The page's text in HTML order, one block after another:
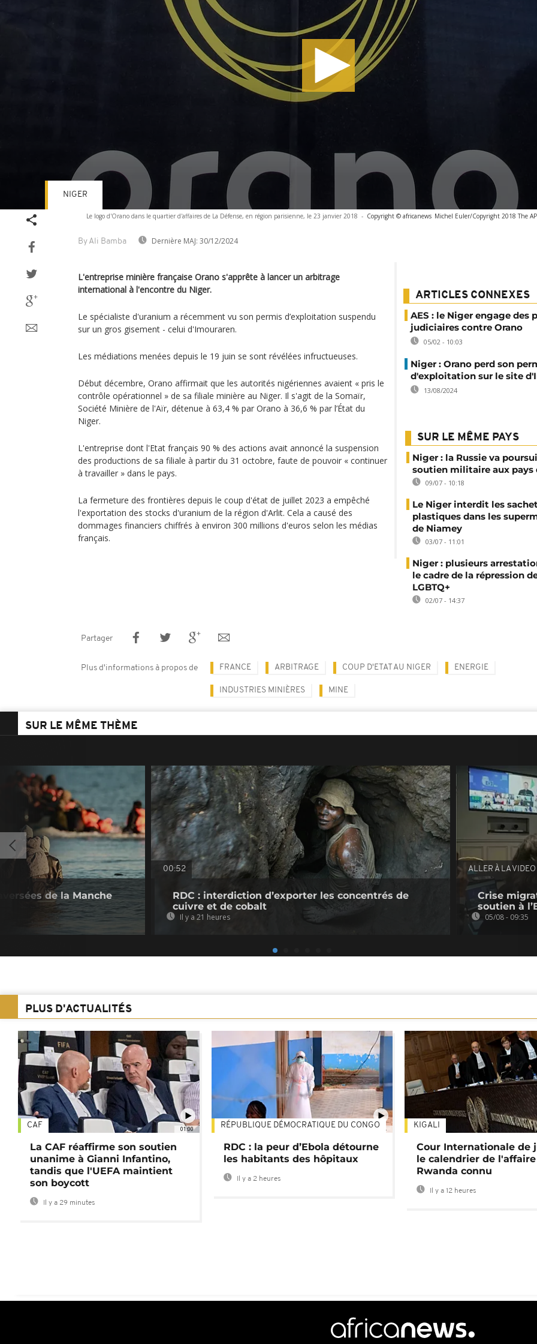
Le logo d'Orano dans le quartier d'affaires de La Défense, en région parisienne, le 23 janvier 2018 - Copyright © africanews Michel Euler/Copyright 2018 The
By Ali Bamba Dernière MAJ: 30/12/2024
NIGER
L'entreprise minière française Orano s'apprête à lancer un arbitrage
international à l'encontre du Niger.
Le spécialiste d'uranium a récemment vu son permis d’exploitation suspendu
sur un gros gisement - celui d'Imouraren.
Les médiations menées depuis le 19 juin se sont révélées infructueuses.
Début décembre, Orano affirmait que les autorités nigériennes avaient « pris le
contrôle opérationnel » de sa filiale minière au Niger. Il s'agit de la Somaïr,
Société Minière de l'Aïr, détenue à 63,4 % par Orano à 36,6 % par l’État du
Niger.
L'entreprise dont l'Etat français 90 % des actions avait annoncé la suspension
des productions de sa filiale à partir du 31 octobre, faute de pouvoir « continuer
à travailler » dans le pays.
La fermeture des frontières depuis le coup d'état de juillet 2023 a empêché
l'exportation des stocks d'uranium de la région d'Arlit. Cela a causé des
dommages financiers chiffrés à environ 300 millions d'euros selon les médias
français.
ARTICLES CONNEXES
AES : le Niger engage des
judiciaires contre Orano
05/02 - 10:03
Niger : Orano perd son
d'exploitation sur le site
13/08/2024
SUR LE MÊME PAYS
Niger : la Russie va
soutien militaire aux pays
09/07 - 10:18
Le Niger interdit les
plastiques dans les
de Niamey
03/07 - 11:01
Niger : plusieurs
le cadre de la répression
LGBTQ+
02/07 - 14:37
Partager
Plus d'informations à propos de FRANCE ARBITRAGE COUP D'ETAT AU NIGER ENERGIE
INDUSTRIES MINIÈRES MINE
SUR LE MÊME THÈME
de la Manche
00:52
RDC : interdiction d’exporter les concentrés de
cuivre et de cobalt
Il y a 21 heures
ALLER À LA VIDEO
Crise
soutien à
05/08 - 09:35
PLUS D'ACTUALITÉS
01:00
CAF
La CAF réaffirme son soutien
unanime à Gianni Infantino,
tandis que l'UEFA maintient
son boycott
Il y a 29 minutes
01:34
RÉPUBLIQUE DÉMOCRATIQUE DU CONGO
RDC : la peur d’Ebola détourne
les habitants des hôpitaux
Il y a 2 heures
KIGALI
Cour Internationale de
le calendrier de l'affaire
Rwanda connu
Il y a 12 heures